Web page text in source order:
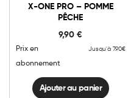
X-ONE PRO – POMME
PÊCHE
9,90€
Prix en
abonnement
Jusqu'à 7.90€
ONE
-
Pêche
quantité
Ajouter au panier
Ajouter au panier